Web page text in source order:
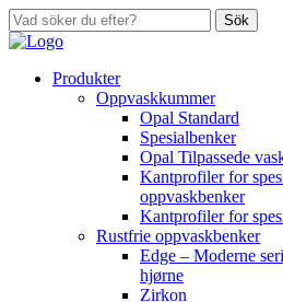
Sök
Produkter
Oppvaskkummer
Opal Standard
Spesialbenker
Opal Tilpassede
Kantprofiler for
oppvaskbenker
Kantprofiler for
Rustfrie oppvaskbenker
Edge – Moderne
hjørne
Zirkon